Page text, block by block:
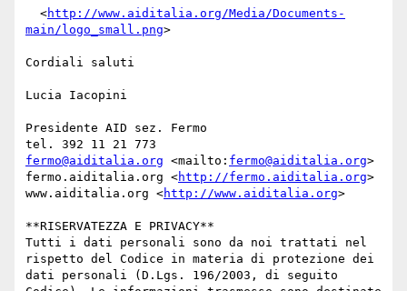
  <
http://www.aiditalia.org/Media/Documents-
main/logo_small.png>
Cordiali saluti
Lucia Iacopini
Presidente AID sez. Fermo
fermo@aiditalia.org <mailto: fermo@aiditalia.org>
fermo.aiditalia.org <http://fermo.aiditalia.org>
www.aiditalia.org <http://www.aiditalia.org>
**RISERVATEZZA E PRIVACY**
Tutti i dati personali sono da noi trattati nel
rispetto del Codice in materia di protezione dei
dati personali (D.Lgs. 196/2003, di seguito